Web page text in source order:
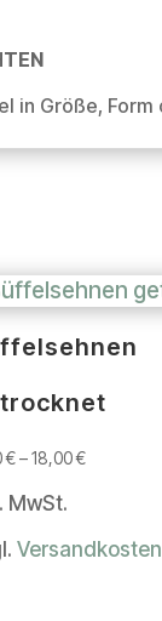
in Größe,
€–18,00€
MwSt.
Versandkosten